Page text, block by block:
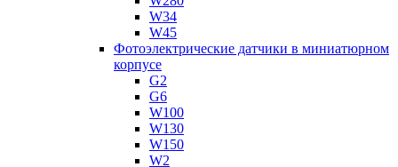
W34
W45
Фотоэлектрические датчики в миниатюрном
корпусе
G2
G6
W100
W130
W150
W2